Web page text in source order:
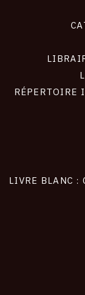
RÉPERTOIRE
LIVRE BLANC :